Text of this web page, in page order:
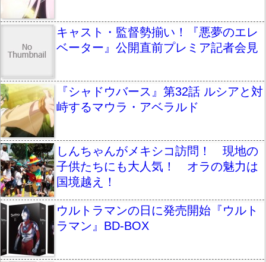
キャスト・監督勢揃い！『悪夢のエレ
ベーター』公開直前プレミア記者会見
『シャドウバース』第32話 ルシアと対
峙するマウラ・アベラルド
しんちゃんがメキシコ訪問！ 現地の
子供たちにも大人気！ オラの魅力は
国境越え！
ウルトラマンの日に発売開始『ウルト
ラマン』BD-BOX